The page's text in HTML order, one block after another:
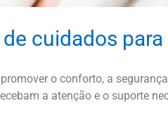
cuidados
o conforto, a
a atenção e o suporte